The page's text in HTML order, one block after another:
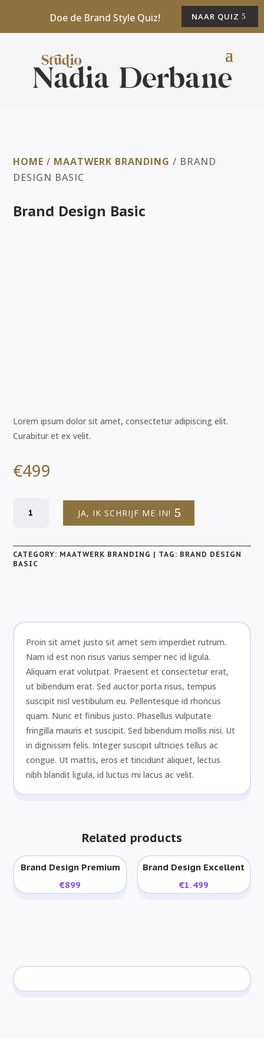
Doe de Brand Style Quiz! NAAR QUIZ
HOME / MAATWERK BRANDING / BRAND
DESIGN BASIC
Brand Design Basic
Lorem ipsum dolor sit amet, consectetur adipiscing elit.
Curabitur et ex velit.
€499
quantity
JA, IK SCHRIJF ME IN!
CATEGORY: MAATWERK BRANDING TAG: BRAND DESIGN
BASIC
Proin sit amet justo sit amet sem imperdiet rutrum.
Nam id est non risus varius semper nec id ligula.
Aliquam erat volutpat. Praesent et consectetur erat,
ut bibendum erat. Sed auctor porta risus, tempus
suscipit nisl vestibulum eu. Pellentesque id rhoncus
quam. Nunc et finibus justo. Phasellus vulputate
fringilla mauris et suscipit. Sed bibendum mollis nisi. Ut
in dignissim felis. Integer suscipit ultricies tellus ac
congue. Ut mattis, eros et tincidunt aliquet, lectus
nibh blandit ligula, id luctus mi lacus ac velit.
Related products
Brand Design Premium
€899
Brand Design Excellent
€1.499